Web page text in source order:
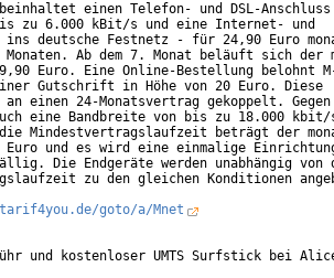
einen Telefon- und DSL-
zu 6.000 kBit/s und eine Internet- und
deutsche Festnetz - für 24,90 Euro
Monaten. Ab dem 7. Monat beläuft sich der
Euro. Eine Online-Bestellung belohnt
Gutschrift in Höhe von 20 Euro. Diese
einen 24-Monatsvertrag gekoppelt.
eine Bandbreite von bis zu 18.000
die Mindestvertragslaufzeit beträgt der
Euro und es wird eine einmalige
Die Endgeräte werden unabhängig von
zu den gleichen Konditionen
goto/a/Mnet
und kostenloser UMTS Surfstick bei